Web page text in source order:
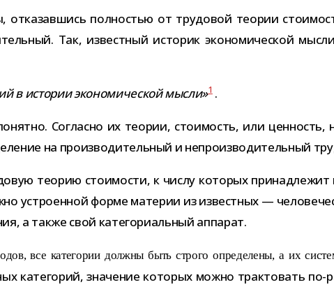
отка­зав­шись пол­но­стью от тру­до­вой тео­рии
Так, извест­ный исто­рик эко­но­ми­че­ской
в исто­рии эко­но­ми­че­ской мысли»1.
Согласно их тео­рии, сто­и­мость, или цен­ность,
на про­из­во­ди­тель­ный и непро­из­во­ди­тель­ный
тео­рию сто­и­мо­сти, к числу кото­рых при­над­ле­жит
устро­ен­ной форме мате­рии из извест­ных —
а также свой кате­го­ри­аль­ный аппарат.
все кате­го­рии должны быть строго опре­де­лены, а их
кате­го­рий, зна­че­ние кото­рых можно трак­то­вать по-​